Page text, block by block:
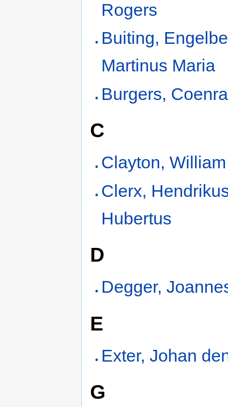
Rogers
Buiting,
Martinus Maria
Burgers,
C
Clayton,
Clerx,
Hubertus
D
Degger,
E
Exter, Johan
G